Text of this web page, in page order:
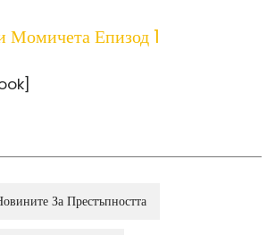
Епизод 1
За Престъпността